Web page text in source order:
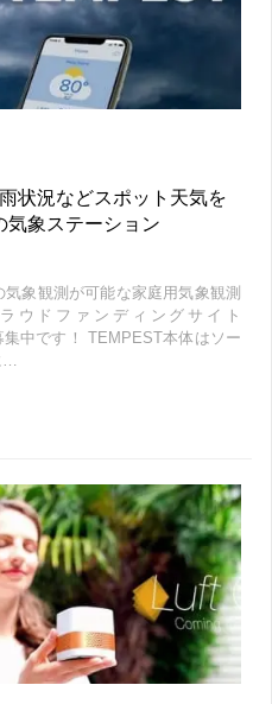
状況などスポット天気を
気象ステーション
象観測が可能な家庭用気象観測
ウドファンディングサイト
集中です！ TEMPEST本体はソー